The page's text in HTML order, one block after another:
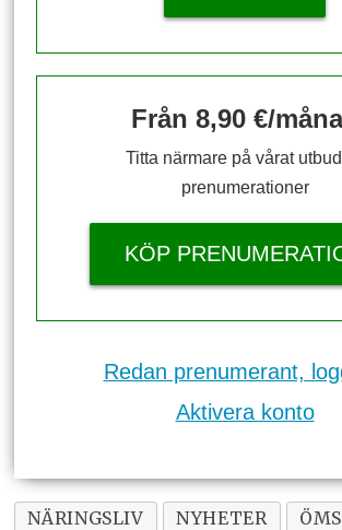
Från 8,90 €/
Titta närmare på vårat
prenumerationer
KÖP
Redan prenumerant,
Aktivera konto
NÄRINGSLIV NYHETER